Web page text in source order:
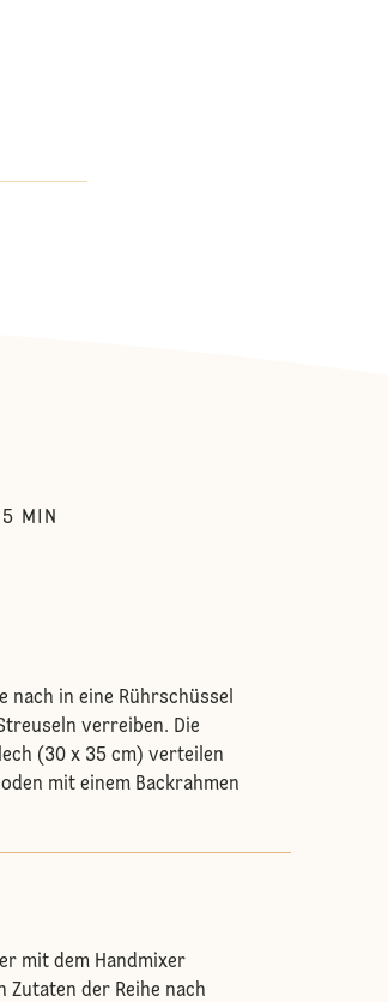
MIN
nach in eine Rührschüssel
verreiben. Die
(30 x 35 cm) verteilen
mit einem Backrahmen
mit dem Handmixer
Zutaten der Reihe nach